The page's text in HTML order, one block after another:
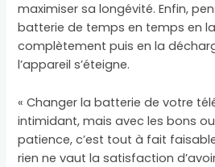
maximiser sa longévité. Enfin,
batterie de temps en temps en
complètement puis en la
l’appareil s’éteigne.
« Changer la batterie de votre
intimidant, mais avec les bons
patience, c’est tout à fait
rien ne vaut la satisfaction